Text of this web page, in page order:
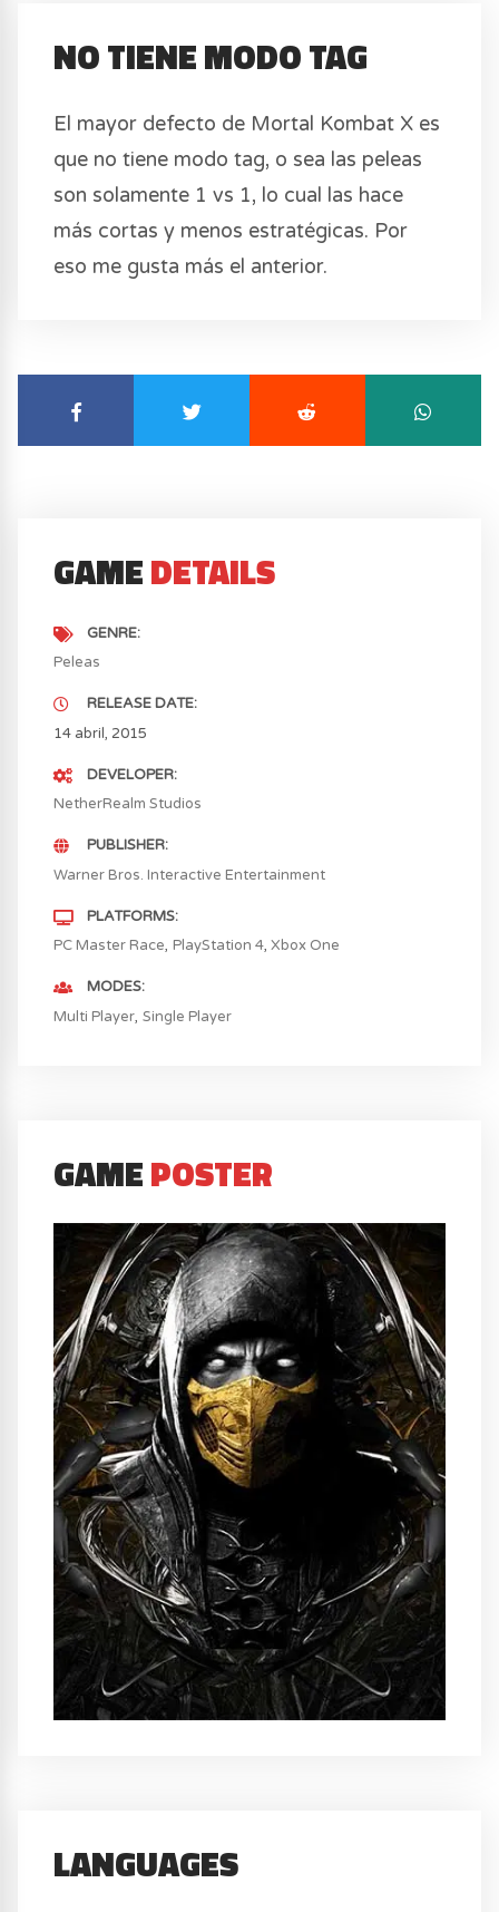
NO TIENE MODO TAG
El mayor defecto de Mortal Kombat X es
que no tiene modo tag, o sea las peleas
son solamente 1 vs 1, lo cual las hace
más cortas y menos estratégicas. Por
eso me gusta más el anterior.
GAMEDETAILS
GENRE
Peleas
RELEASE DATE
14 abril, 2015
DEVELOPER
NetherRealm Studios
PUBLISHER
Warner Bros. Interactive Entertainment
PLATFORMS
PC Master Race PlayStation 4 Xbox One
MODES
Multi Player Single Player
GAMEPOSTER
LANGUAGES